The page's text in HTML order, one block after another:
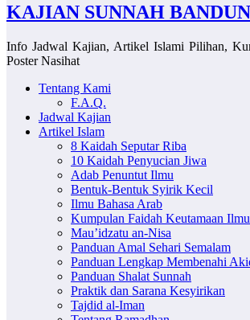
KAJIAN SUNNAH
Info Jadwal Kajian, Artikel Islami Pilihan,
Poster Nasihat
Tentang Kami
F.A.Q.
Jadwal Kajian
Artikel Islam
8 Kaidah Seputar Riba
10 Kaidah Penyucian Jiwa
Adab Penuntut Ilmu
Bentuk-Bentuk Syirik Kecil
Ilmu Bahasa Arab
Kumpulan Faidah Keutamaan Ilmu
Mau’idzatu an-Nisa
Panduan Amal Sehari Semalam
Panduan Lengkap Membenahi
Panduan Shalat Sunnah
Praktik dan Sarana Kesyirikan
Tajdid al-Iman